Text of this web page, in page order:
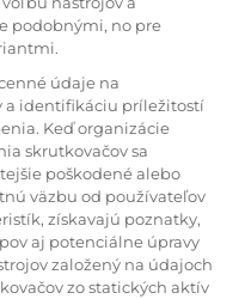
podobnými, no pre
údaje na
a identifikáciu príležitostí
Keď organizácie
skrutkovačov sa
poškodené alebo
väzbu od používateľov
získavajú poznatky,
aj potenciálne úpravy
založený na údajoch
zo statických aktív